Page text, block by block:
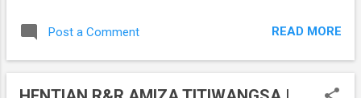
Kampar ni adalah tempat wajib singgah di
Pekan Kampar ni...
negeri Perak dan Pulau Pinang. Empangan ini
adalah berkeluasan 152 km persegi dan
Post a Comment READ MORE